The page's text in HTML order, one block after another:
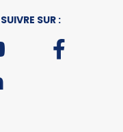
SUR :